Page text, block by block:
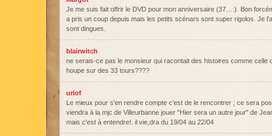
Je me suis fait offrir le DVD pour mon anniversaire (37….). Bon
a pris un coup depuis mais les petits scénars sont super rigolos. Je
sont dingues.
blairwitch
ne serais-ce pas le monsieur qui racontait des histoires comme celle
houpe sur des 33 tours????
urlof
Le mieux pour s'en rendre compte c'est de le rencontrer ; ce sera
viendra à la mjc de Villeurbanne jouer "Hier sera un autre jour" de
mais c'est à entendre!. il vie,dra du 19/04 au 22/04